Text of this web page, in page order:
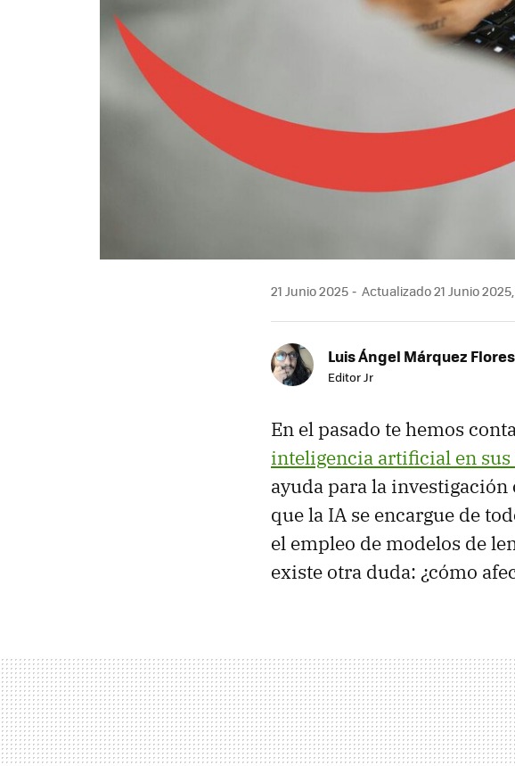
21 Junio 2025 Actualizado 21 Junio
Luis Ángel Márquez Flores
Editor Jr
En el pasado te hemos
inteligencia artificial en sus
ayuda para la
que la IA se encargue de
el empleo de modelos de
existe otra duda: ¿cómo